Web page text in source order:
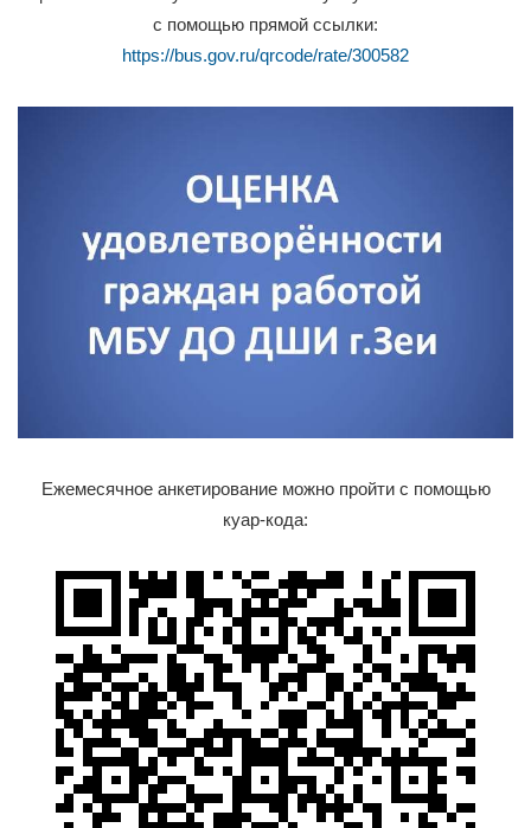
с помощью прямой ссылки:
https://bus.gov.ru/qrcode/rate/300582
Ежемесячное анкетирование можно пройти с помощью
куар-кода: